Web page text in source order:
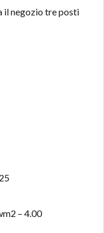
il negozio tre posti
– 4.00